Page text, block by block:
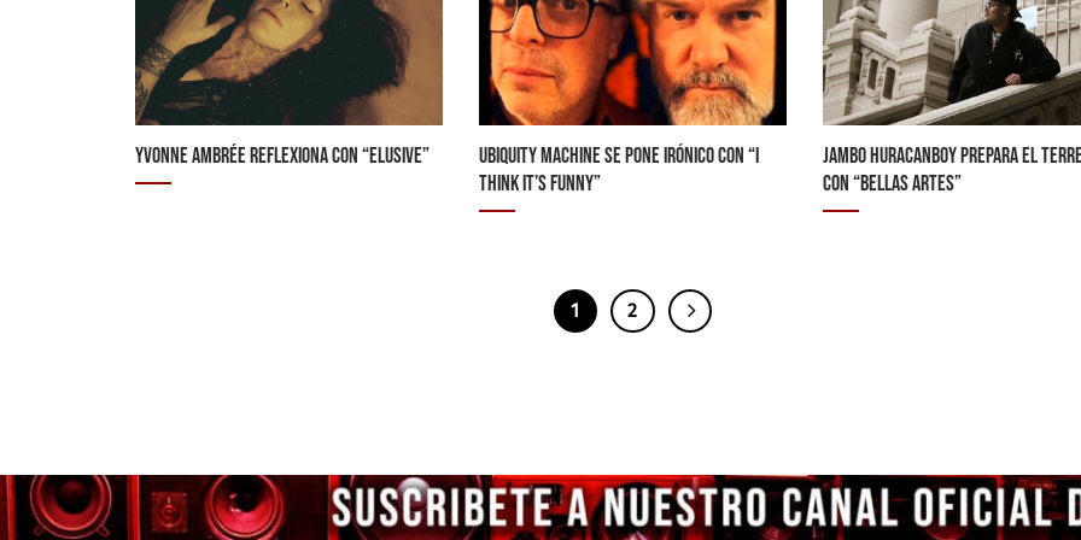
YVONNE AMBRÉE REFLEXIONA CON “ELUSIVE”
UBIQUITY MACHINE SE PONE IRÓNICO CON “I
THINK IT’S FUNNY”
JAMBO HURACANBOY PREPARA EL
CON “BELLAS ARTES”
1 2